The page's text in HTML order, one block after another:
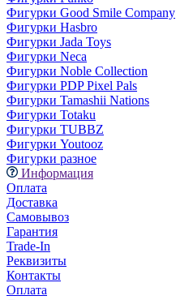
Фигурки Good Smile Company
Фигурки Hasbro
Фигурки Jada Toys
Фигурки Neca
Фигурки Noble Collection
Фигурки PDP Pixel Pals
Фигурки Tamashii Nations
Фигурки Totaku
Фигурки TUBBZ
Фигурки Youtooz
Фигурки разное
Информация
Оплата
Доставка
Самовывоз
Гарантия
Trade-In
Реквизиты
Контакты
Оплата